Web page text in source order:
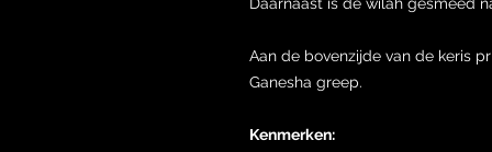
Aan de bovenzijde van de keris
Ganesha greep.
Kenmerken: